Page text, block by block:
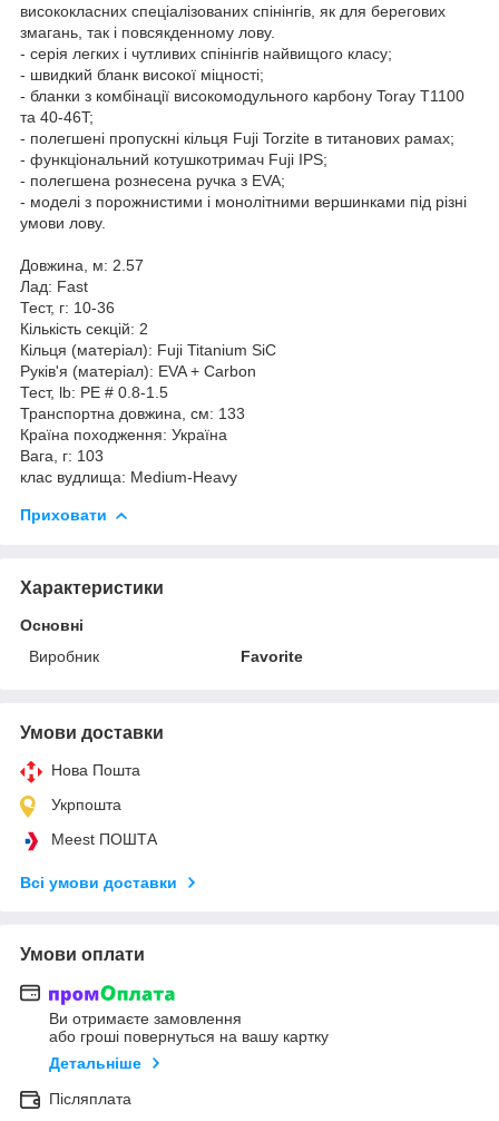
висококласних спеціалізованих спінінгів, як для берегових
змагань, так і повсякденному лову.
- серія легких і чутливих спінінгів найвищого класу;
- швидкий бланк високої міцності;
- бланки з комбінації високомодульного карбону Toray Т1100
та 40-46T;
- полегшені пропускні кільця Fuji Torzite в титанових рамах;
- функціональний котушкотримач Fuji IPS;
- полегшена рознесена ручка з EVA;
- моделі з порожнистими і монолітними вершинками під різні
умови лову.
Довжина, м: 2.57
Лад: Fast
Тест, г: 10-36
Кількість секцій: 2
Кільця (матеріал): Fuji Titanium SiC
Руків'я (матеріал): EVA + Carbon
Тест, lb: PE # 0.8-1.5
Транспортна довжина, см: 133
Країна походження: Україна
Вага, г: 103
клас вудлища: Medium-Heavy
Приховати
Характеристики
Основні
Виробник
Favorite
Умови доставки
Нова Пошта
Укрпошта
Meest ПОШТА
Всі умови доставки
Умови оплати
Ви отримаєте замовлення
або гроші повернуться на вашу картку
Детальніше
Післяплата